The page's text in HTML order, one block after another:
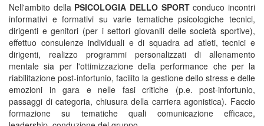
Nell'ambito della PSICOLOGIA DELLO SPORTconduco incontri
informativi e formativi su varie tematiche psicologiche tecnici,
dirigenti e genitori (per i settori giovanili delle società sportive),
effettuo consulenze individuali e di squadra ad atleti, tecnici e
dirigenti, realizzo programmi personalizzati di allenamento
mentale sia per l'ottimizzazione della performance che per la
riabilitazione post-infortunio, facilito la gestione dello stress e delle
emozioni in gara e nelle fasi critiche (p.e. post-infortunio,
passaggi di categoria, chiusura della carriera agonistica). Faccio
formazione su tematiche quali comunicazione efficace,